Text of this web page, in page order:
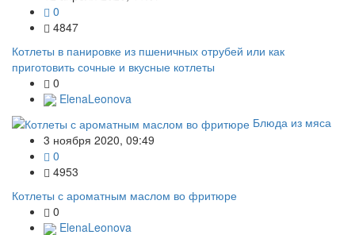
0
4847
Котлеты в панировке из пшеничных отрубей или как
приготовить сочные и вкусные котлеты
0
ElenaLeonova
Блюда из мяса
3 ноября 2020, 09:49
0
4953
Котлеты с ароматным маслом во фритюре
0
ElenaLeonova